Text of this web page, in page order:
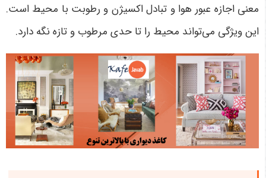
معنی اجازه عبور هوا و تبادل اکسیژن و رطوبت با محیط است.
این ویژگی می‌تواند محیط را تا حدی مرطوب و تازه نگه دارد.